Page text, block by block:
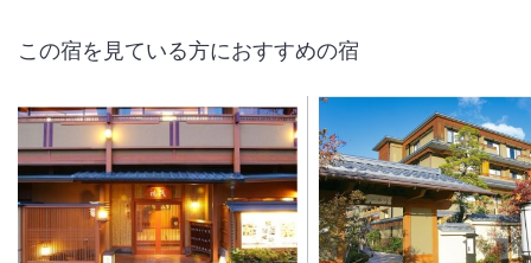
この宿を見ている方におすすめの宿